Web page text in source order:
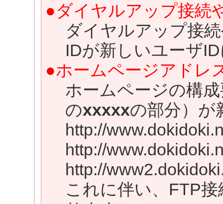
●ダイヤルアップ接続
ダイヤルアップ接
IDが新しいユーザ
●ホームページアドレ
ホームページの構
のxxxxxの部分）が
http://
http://
http://
これに伴い、FTP